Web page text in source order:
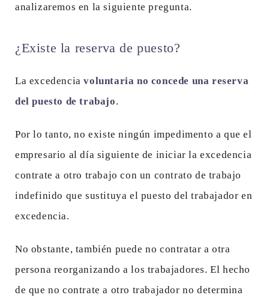
analizaremos en la siguiente pregunta.
¿Existe la reserva de puesto?
La excedenciavoluntaria no concede una reserva
del puesto de trabajo.
Por lo tanto, no existe ningún impedimento a que el
empresario al día siguiente de iniciar la excedencia
contrate a otro trabajo con un contrato de trabajo
indefinido que sustituya el puesto del trabajador en
excedencia.
No obstante, también puede no contratar a otra
persona reorganizando a los trabajadores. El hecho
de que no contrate a otro trabajador no determina